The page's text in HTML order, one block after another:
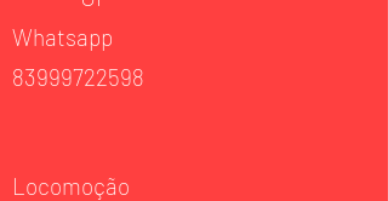
Whatsapp
83999722598
Locomoção